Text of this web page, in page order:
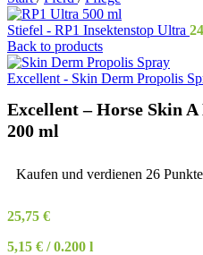
Stiefel - RP1 Insektenstop Ultra
Back to products
Excellent - Skin Derm Propolis
Excellent – Horse Skin
200 ml
Kaufen und verdienen 26
25,75 €
5,15 € /0.200 l